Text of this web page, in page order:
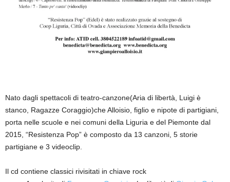
Nato dagli spettacoli di teatro-canzone(Aria di libertà, Luigi è
stanco, Ragazze Coraggio)che Alloisio, figlio e nipote di partigiani,
porta nelle scuole e nei comuni della Liguria e del Piemonte dal
2015, “Resistenza Pop” è composto da 13 canzoni, 5 storie
partigiane e 3 videoclip.
Il cd contiene classici rivisitati in chiave rock